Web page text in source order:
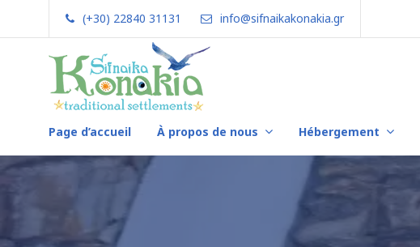
content
(+30) 22840 31131 info@sifnaikakonakia.gr
Page d’accueil À propos de nous Hébergement